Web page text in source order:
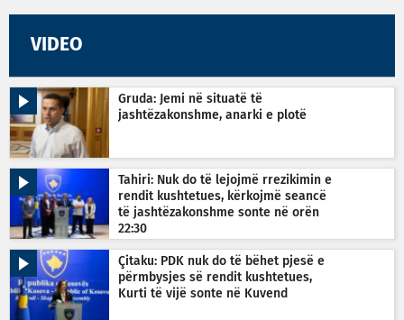
VIDEO
Gruda: Jemi në situatë të
jashtëzakonshme, anarki e plotë
Tahiri: Nuk do të lejojmë rrezikimin e
rendit kushtetues, kërkojmë seancë
të jashtëzakonshme sonte në orën
22:30
Çitaku: PDK nuk do të bëhet pjesë e
përmbysjes së rendit kushtetues,
Kurti të vijë sonte në Kuvend